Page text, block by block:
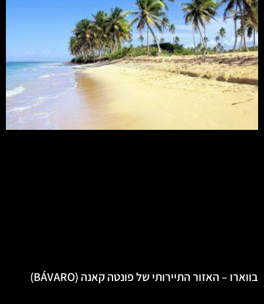
בווארו – האזור התיירותי של פונטה קאנה (BÁVARO)